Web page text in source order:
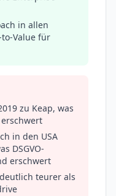
in allen
Value für
zu Keap, was
in den USA
DSGVO-
erschwert
teurer als